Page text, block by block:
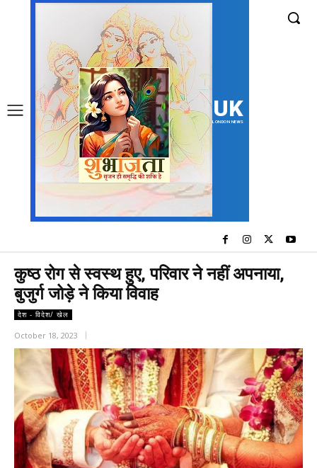
UK
LONDON NEWS
कुष्ठ रोग से स्वस्थ हुए, परिवार ने नहीं अपनाया,
बुजुर्ग जोड़े ने किया विवाह
देश - विदेश/ खेल
October 18, 2023